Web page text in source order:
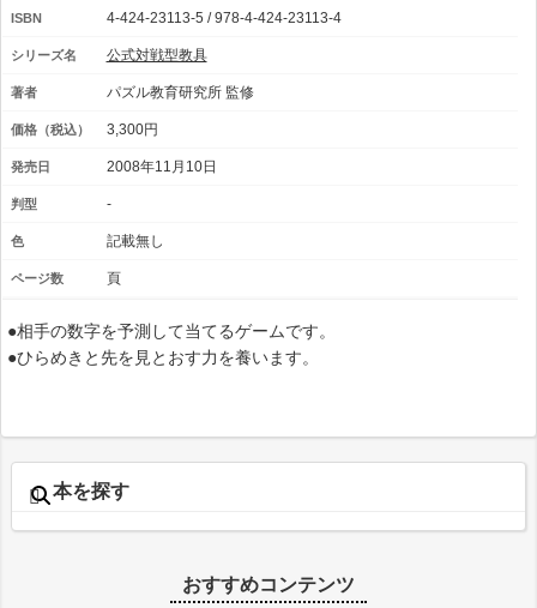
本を探す
おすすめコンテンツ
ISBN 4-424-23113-5 / 978-4-424-23113-4
シリーズ名 公式対戦型教具
著者 パズル教育研究所 監修
価格（税込） 3,300円
発売日 2008年11月10日
判型 -
色 記載無し
ページ数 頁
●相手の数字を予測して当てるゲームです。
●ひらめきと先を見とおす力を養います。